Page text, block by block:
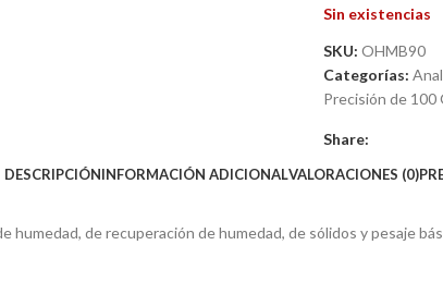
Sin existencias
SKU: OHMB90
Categorías:
Precisión de 100
Share:
DESCRIPCIÓNINFORMACIÓN ADICIONALVALORACIONES (0)
de recuperación de humedad, de sólidos y pesaje